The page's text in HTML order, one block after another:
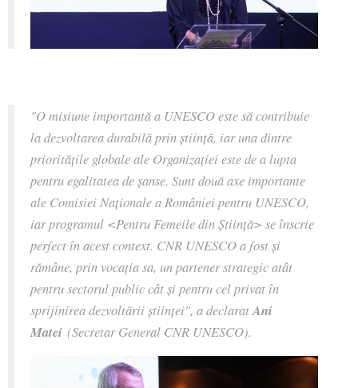
"O misiune importantă a UNESCO este să contribuie
la dezvoltarea durabilă prin știință, iar una dintre
prioritățile globale ale Organizației este de a lupta
pentru egalitatea de șanse. Sunt două axe importante
ale Comisiei Naționale a României pentru UNESCO,
iar programul <Pentru Femeile din Știință> se înscrie
perfect în acest context. CNR UNESCO a fost și
rămâne, prin vocația sa, un partener strategic atât
pentru sectorul public cât și pentru cel privat în
sprijinirea dezvoltării științei", a declaratAni
Matei (Secretar General CNR UNESCO).